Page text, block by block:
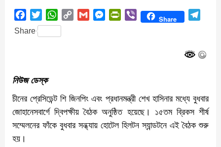
Facebook
TwitterWhatsApp
Copy
Gmail MessengerPrintFriendly
Viber Share
Share
নিউজ ডেস্ক
চীনের প্রেসিডেন্ট শি জিনপিং এবং প্রধানমন্ত্রী শেখ হাসিনার মধ্যে বুধবার
জোহানেসবার্গে দ্বিপক্ষীয় বৈঠক অনুষ্ঠিত হয়েছে। ১৫তম ব্রিকস শীর্ষ
সম্মেলনের ফাঁকে বুধবার সন্ধ্যায় হোটেল হিলটন স্যান্ডটনে এই বৈঠক শুরু
হয়।